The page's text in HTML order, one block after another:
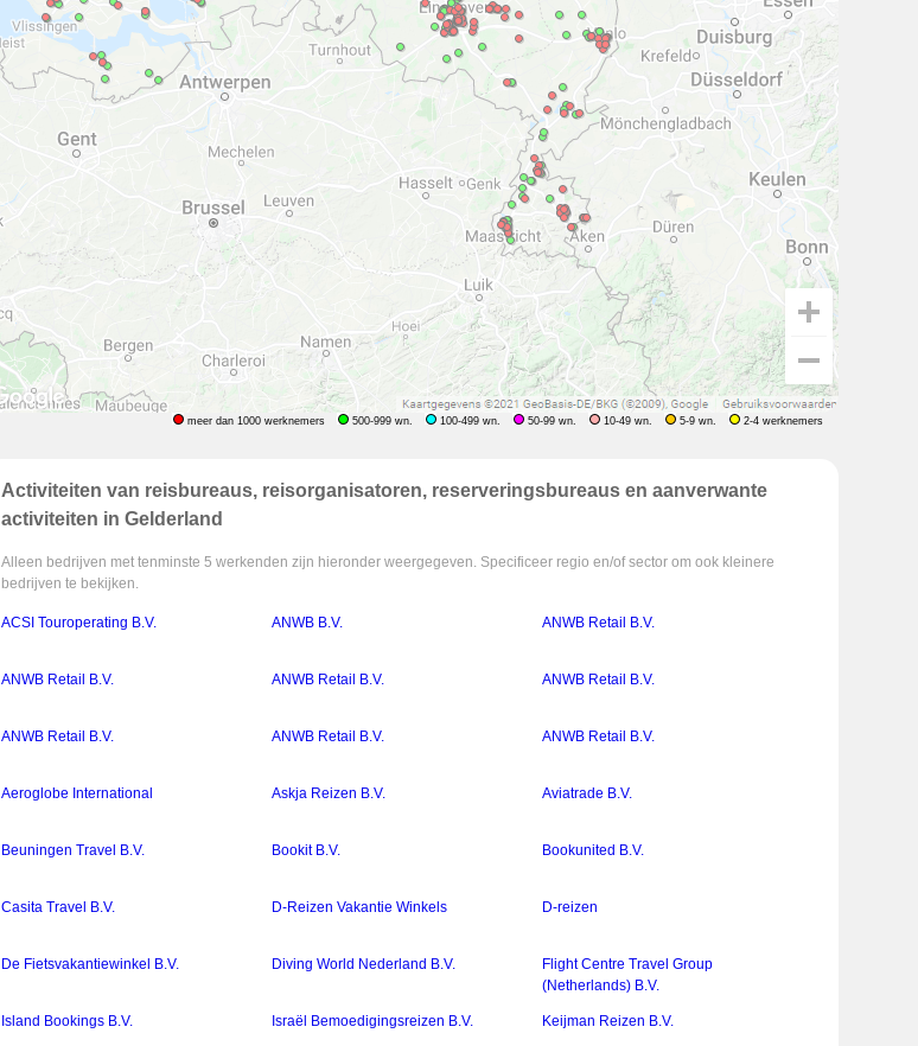
meer dan 1000 werknemers 500-999 wn. 100-499 wn. 50-99 wn. 10-49 wn. 5-9 wn. 2-4 werknemers
Activiteiten van reisbureaus, reisorganisatoren, reserveringsbureaus en aanverwante
activiteiten in Gelderland
Alleen bedrijven met tenminste 5 werkenden zijn hieronder weergegeven. Specificeer regio en/of sector om ook kleinere
bedrijven te bekijken.
ACSI Touroperating B.V. ANWB B.V. ANWB Retail B.V.
ANWB Retail B.V. ANWB Retail B.V. ANWB Retail B.V.
ANWB Retail B.V. ANWB Retail B.V. ANWB Retail B.V.
Aeroglobe International Askja Reizen B.V. Aviatrade B.V.
Beuningen Travel B.V. Bookit B.V. Bookunited B.V.
Casita Travel B.V. D-Reizen Vakantie Winkels D-reizen
De Fietsvakantiewinkel B.V. Diving World Nederland B.V.
Flight Centre Travel Group
(Netherlands) B.V.
Island Bookings B.V. Israël Bemoedigingsreizen B.V. Keijman Reizen B.V.